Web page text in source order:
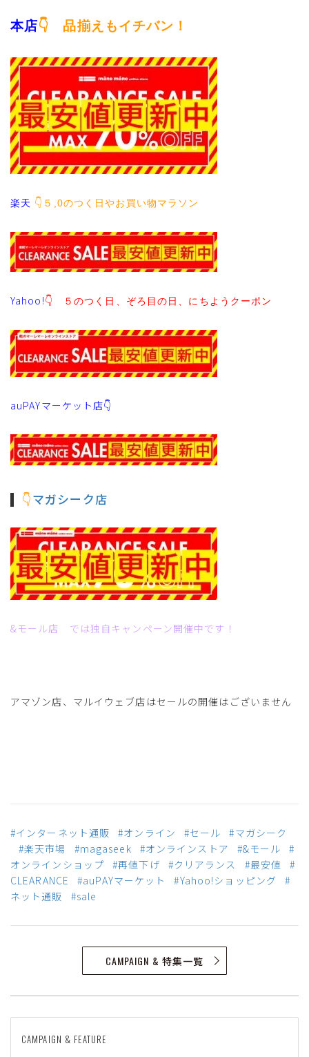
本店👇 品揃えもイチバン！
楽天 👇５,0のつく日やお買い物マラソン
Yahoo!👇 ５のつく日、ぞろ目の日、にちようクーポン
auPAYマーケット店👇
👇 マガシーク店
&モール店 では独自キャンペーン開催中です！
アマゾン店、マルイウェブ店はセールの開催はございません
#インターネット通販 #オンライン #セール
#マガシーク
#楽天市場
#magaseek #オンラインストア #&モール
#
オンラインショップ
#再値下げ #クリアランス #最安値
#
CLEARANCE
#auPAYマーケット #Yahoo!ショッピング
#
ネット通販
#sale
CAMPAIGN & 特集一覧
CAMPAIGN & FEATURE
サイズ
ヒールの高さ
絞り込んで検索する